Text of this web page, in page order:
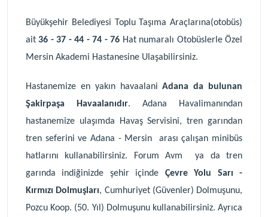
Büyükşehir Belediyesi Toplu Taşıma Araçlarına(otobüs)
ait36 - 37 - 44 - 74 - 76 Hat numaralı Otobüslerle Özel
Mersin Akademi Hastanesine Ulaşabilirsiniz.
Hastanemize en yakın havaalaniAdana da bulunan
Şakirpaşa Havaalanıdır. Adana Havalimanından
hastanemize ulaşımda Havaş Servisini, tren garından
tren seferini ve Adana - Mersin arası çalışan minibüs
hatlarını kullanabilirsiniz. Forum Avm ya da tren
garında indiğinizde şehir içinde Çevre Yolu Sarı -
Kırmızı Dolmuşları, Cumhuriyet (Güvenler) Dolmuşunu,
Pozcu Koop. (50. Yıl) Dolmuşunu kullanabilirsiniz. Ayrıca